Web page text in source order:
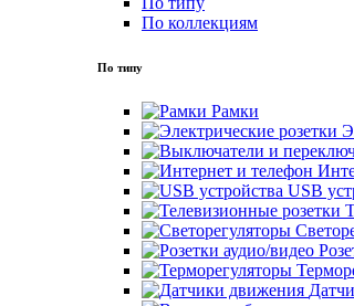
По коллекциям
По типу
Рамки
USB